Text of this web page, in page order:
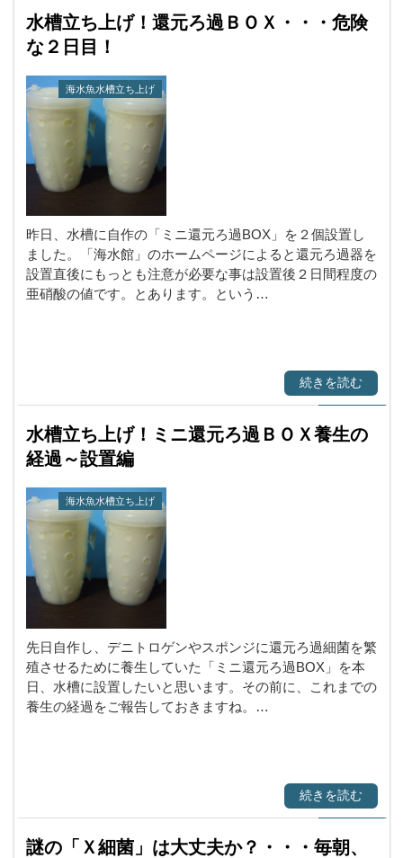
水槽立ち上げ！還元ろ過ＢＯＸ・・・危険
な２日目！
海水魚水槽立ち上げ
昨日、水槽に自作の「ミニ還元ろ過BOX」を２個設置し
ました。「海水館」のホームページによると還元ろ過器を
設置直後にもっとも注意が必要な事は設置後２日間程度の
亜硝酸の値です。とあります。という…
続きを読む
水槽立ち上げ！ミニ還元ろ過ＢＯＸ養生の
経過～設置編
海水魚水槽立ち上げ
先日自作し、デニトロゲンやスポンジに還元ろ過細菌を繁
殖させるために養生していた「ミニ還元ろ過BOX」を本
日、水槽に設置したいと思います。その前に、これまでの
養生の経過をご報告しておきますね。…
続きを読む
謎の「Ｘ細菌」は大丈夫か？・・・毎朝、